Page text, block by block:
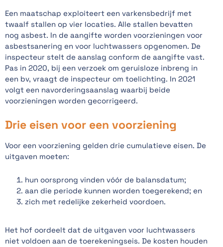
Een maatschap exploiteert een varkensbedrijf met
twaalf stallen op vier locaties. Alle stallen bevatten
nog asbest. In de aangifte worden voorzieningen voor
asbestsanering en voor luchtwassers opgenomen. De
inspecteur stelt de aanslag conform de aangifte vast.
Pas in 2020, bij een verzoek om geruisloze inbreng in
een bv, vraagt de inspecteur om toelichting. In 2021
volgt een navorderingsaanslag waarbij beide
voorzieningen worden gecorrigeerd.
Drie eisen voor een voorziening
Voor een voorziening gelden drie cumulatieve eisen. De
uitgaven moeten:
hun oorsprong vinden vóór de balansdatum;
aan die periode kunnen worden toegerekend; en
zich met redelijke zekerheid voordoen.
Het hof oordeelt dat de uitgaven voor luchtwassers
niet voldoen aan de toerekeningseis. De kosten houden